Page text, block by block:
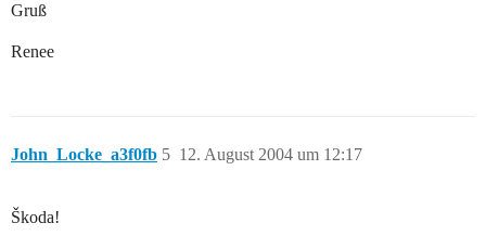
Gruß
Renee
John_Locke_a3f0fb 12. August 2004 um 12:17
5
Škoda!